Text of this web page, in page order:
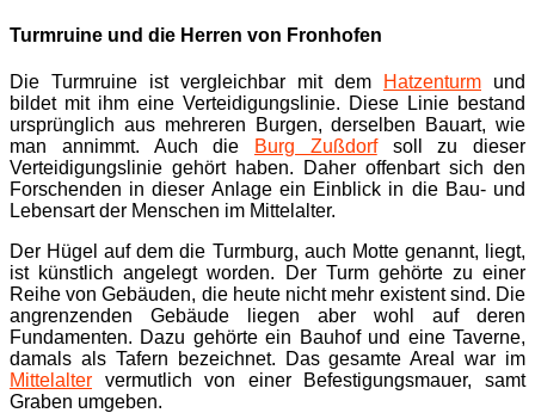
Turmruine und die Herren von Fronhofen
Die Turmruine ist vergleichbar mit dem Hatzenturm und
bildet mit ihm eine Verteidigungslinie. Diese Linie bestand
ursprünglich aus mehreren Burgen, derselben Bauart, wie
man annimmt. Auch die
Burg Zußdorfsoll zu dieser
Verteidigungslinie gehört haben. Daher offenbart sich den
Forschenden in dieser Anlage ein Einblick in die Bau- und
Lebensart der Menschen im Mittelalter.
Der Hügel auf dem die Turmburg, auch Motte genannt, liegt,
ist künstlich angelegt worden. Der Turm gehörte zu einer
Reihe von Gebäuden, die heute nicht mehr existent sind. Die
angrenzenden Gebäude liegen aber wohl auf deren
Fundamenten. Dazu gehörte ein Bauhof und eine Taverne,
damals als Tafern bezeichnet. Das gesamte Areal war im
Mittelalter vermutlich von einer Befestigungsmauer, samt
Graben umgeben.